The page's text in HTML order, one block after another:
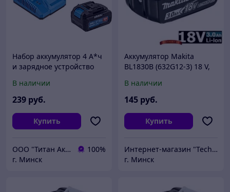
Набор аккумулятор 4 А*ч
и зарядное устройство
SET
В наличии
239 руб.
Купить
ООО "Титан Актив"
100%
г. Минск
Аккумулятор Makita
BL1830B (632G12-3) 18 V,
заряда
В наличии
145 руб.
Купить
Интернет-магазин "Technobit"
г. Минск